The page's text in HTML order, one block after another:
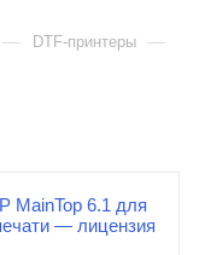
— DTF-принтеры —